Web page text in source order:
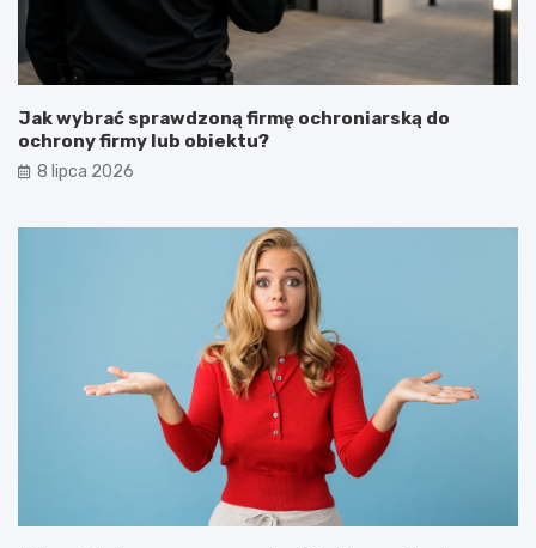
Jak wybrać sprawdzoną firmę ochroniarską do
ochrony firmy lub obiektu?
8 lipca 2026